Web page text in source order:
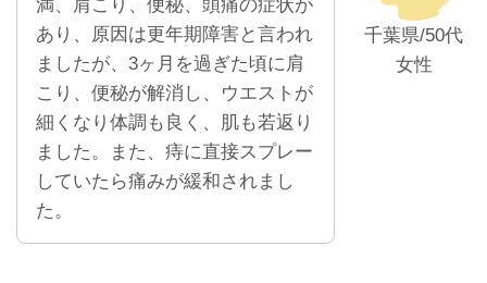
千葉県/50代
女性
満、肩こり、便秘、頭痛の症状が
あり、原因は更年期障害と言われ
ましたが、3ヶ月を過ぎた頃に肩
こり、便秘が解消し、ウエストが
細くなり体調も良く、肌も若返り
ました。また、痔に直接スプレー
していたら痛みが緩和されまし
た。